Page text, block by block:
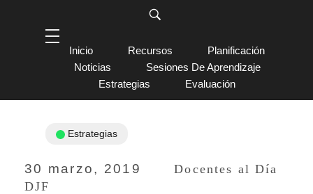
Inicio Recursos
Planificación
Noticias
Sesiones De Aprendizaje
Estrategias
Evaluación
30 marzo, 2019
Docentes al Día
DJF
Estrategias